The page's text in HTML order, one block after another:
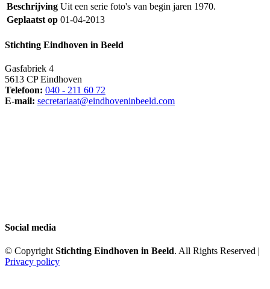
Beschrijving Uit een serie foto's van begin jaren 1970.
Geplaatst op 01-04-2013
Stichting Eindhoven in Beeld
Gasfabriek 4
5613 CP Eindhoven
Telefoon: 040 - 211 60 72
E-mail: secretariaat@eindhoveninbeeld.com
Social media
© Copyright Stichting Eindhoven in Beeld. All Rights Reserved |
Privacy policy